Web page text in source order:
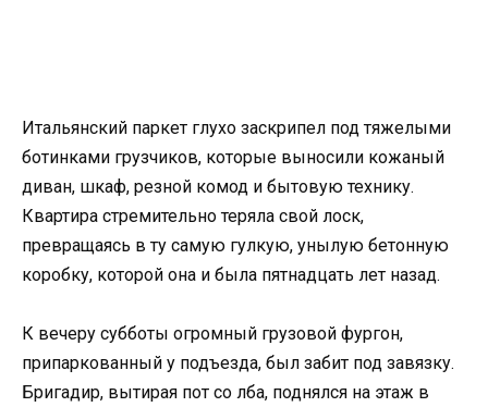
Итальянский паркет глухо заскрипел под тяжелыми
ботинками грузчиков, которые выносили кожаный
диван, шкаф, резной комод и бытовую технику.
Квартира стремительно теряла свой лоск,
превращаясь в ту самую гулкую, унылую бетонную
коробку, которой она и была пятнадцать лет назад.
К вечеру субботы огромный грузовой фургон,
припаркованный у подъезда, был забит под завязку.
Бригадир, вытирая пот со лба, поднялся на этаж в